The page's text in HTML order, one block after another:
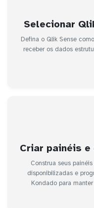
Selecionar
Defina o Qlik Sense
receber os dados
Criar painéis
Construa seus
disponibilizadas e
Kondado para